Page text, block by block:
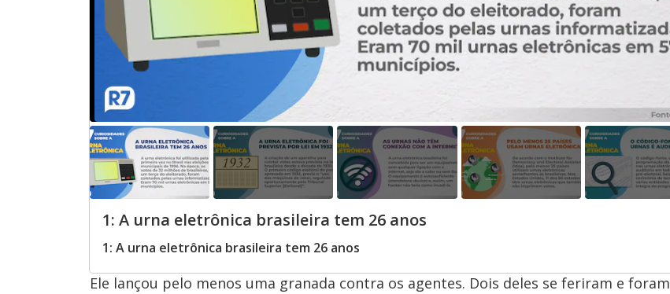
1: A urna eletrônica brasileira tem 26 anos
1: A urna eletrônica brasileira tem 26 anos
Ele lançou pelo menos uma granada contra os agentes. Dois deles se feriram e foram